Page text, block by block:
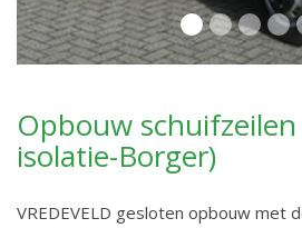
Opbouw
isolatie-Borger)
VREDEVELD gesloten opbouw met